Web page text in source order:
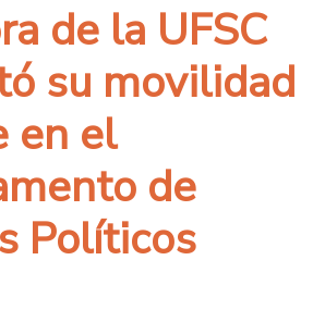
de la UFSC
su movilidad
en el
de
Políticos